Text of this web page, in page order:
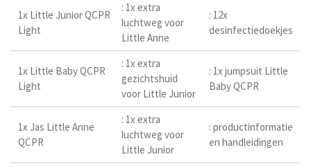
1x Little Junior QCPR
Light
: 1x extra
luchtweg voor
Little Anne
: 12x
desinfectiedoekjes
1x Little Baby QCPR
Light
: 1x extra
gezichtshuid
voor Little Junior
: 1x jumpsuit Little
Baby QCPR
1x Jas Little Anne
QCPR
: 1x extra
luchtweg voor
Little Junior
: productinformatie
en handleidingen